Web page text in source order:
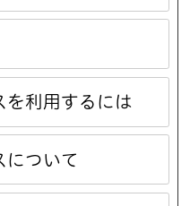
を利用するには
について